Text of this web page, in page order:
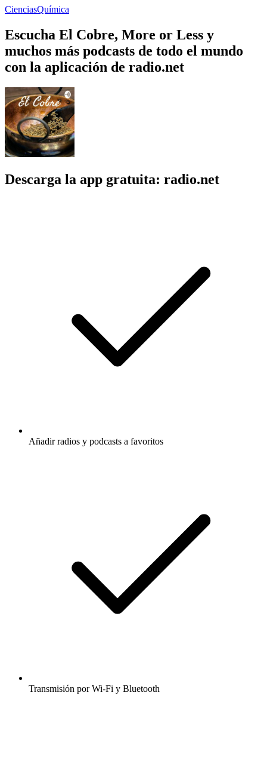
CienciasQuímica
Escucha El Cobre, More or Less y
muchos más podcasts de todo el mundo
con la aplicación de radio.net
Descarga la app gratuita: radio.net
Añadir radios y podcasts a favoritos
Transmisión por Wi-Fi y Bluetooth